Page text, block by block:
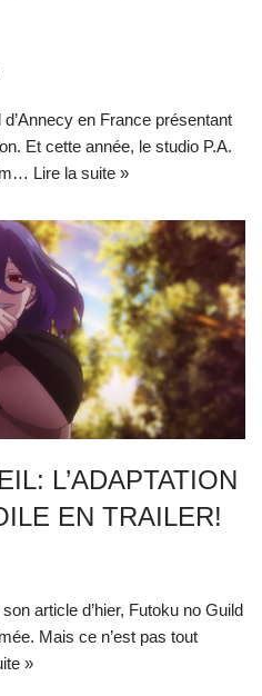
en France présentant
Et cette année, le studio P.A.
Lire la suite »
L’ADAPTATION
EN TRAILER!
article d’hier, Futoku no Guild
Mais ce n’est pas tout
»